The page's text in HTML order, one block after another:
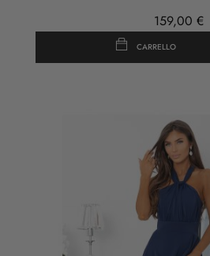
159,00 €
CARRELLO